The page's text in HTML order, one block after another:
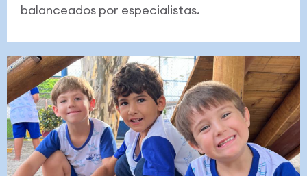
balanceados por especialistas.